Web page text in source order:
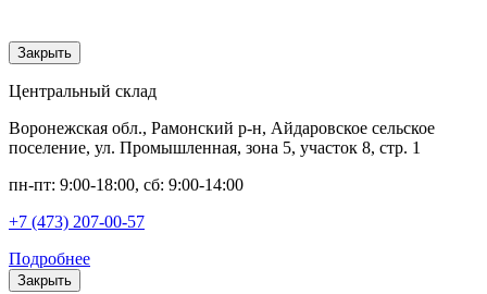
Закрыть
Центральный склад
Воронежская обл., Рамонский р-н, Айдаровское сельское
поселение, ул. Промышленная, зона 5, участок 8, стр. 1
пн-пт: 9:00-18:00, сб: 9:00-14:00
+7 (473) 207-00-57
Подробнее
Закрыть